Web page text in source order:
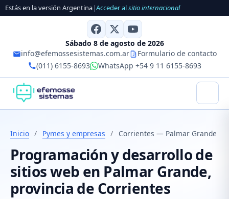
Estás en la versión Argentina|Acceder alsitio internacional
Sábado 8 de agosto de 2026
info@efemossesistemas.com.ar
Formulario de contacto
(011) 6155-8693
WhatsApp +54 9 11 6155-8693
Inicio / Pymes y empresas / Corrientes — Palmar Grande
Programación y desarrollo de
sitios web en Palmar Grande,
provincia de Corrientes